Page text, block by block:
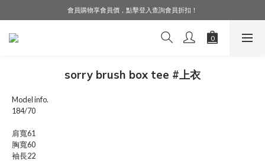
LINE好友募集中，加入就送購物金$50！
會員購物享會員價，點擊登入查詢會員折扣！
LINE好友募集中，加入就送購物金$50！
sorry brush box tee #上衣
Model info.
184/70
肩寬61
胸寬60
袖長22